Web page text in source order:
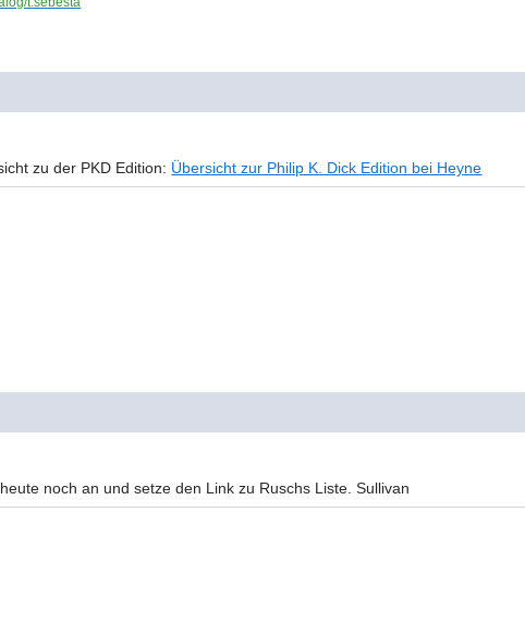
zu der PKD Edition: Übersicht zur Philip K. Dick Edition bei Heyne
noch an und setze den Link zu Ruschs Liste. Sullivan